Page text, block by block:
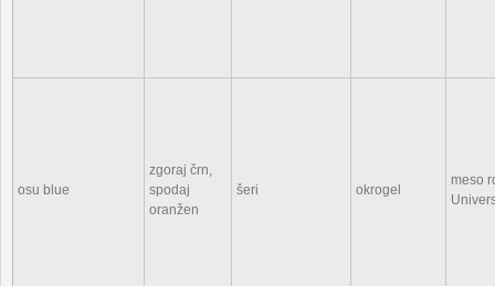
osu blue
zgoraj črn,
spodaj
oranžen
šeri okrogel
meso